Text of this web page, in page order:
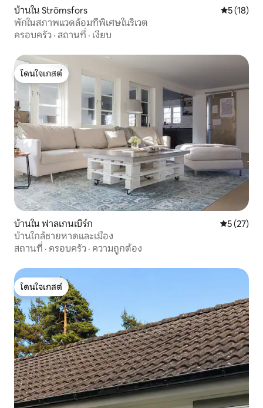
บ้านใน Strömsfors คะแนนเฉลี่
5 (18)
พักในสภาพแวดล้อมที่พิเศษในริเวต
ครอบครัว · สถานที่ · เงียบ
โดนใจเกสต์
โดนใจเกสต์
บ้านใน ฟาลเกนเบิร์ก คะแนนเฉลี่
5 (27)
บ้านใกล้ชายหาดและเมือง
สถานที่ · ครอบครัว · ความถูกต้อง
โดนใจเกสต์
โดนใจเกสต์